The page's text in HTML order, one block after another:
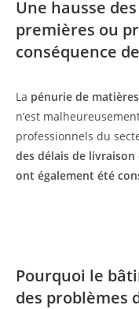
Une hausse
premières ou
conséquence
La pénurie de
n’est
professionnels du
des délais de
ont également été
Pourquoi le
des problèmes